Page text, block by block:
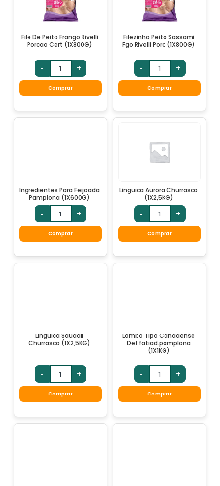
File De Peito Frango Rivelli
Porcao Cert (1X800G)
- +
Comprar
Filezinho Peito Sassami
Fgo Rivelli Porc (1X800G)
- +
Comprar
Ingredientes Para Feijoada
Pamplona (1X600G)
- +
Comprar
Linguica Aurora Churrasco
(1X2,5KG)
- +
Comprar
Linguica Saudali
Churrasco (1X2,5KG)
- +
Comprar
Lombo Tipo Canadense
Def.fatiad.pamplona
(1X1KG)
- +
Comprar